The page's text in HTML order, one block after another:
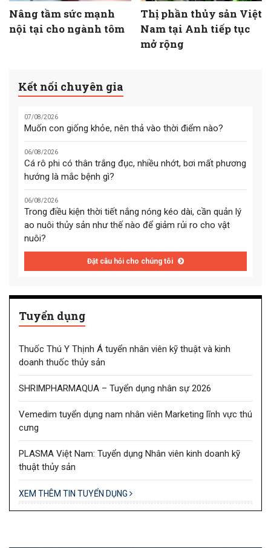
Nâng tầm sức mạnh
nội tại cho ngành tôm
Thị phần thủy sản Việt
Nam tại Anh tiếp tục
mở rộng
Kết nối chuyên gia
07/08/2026
Muốn con giống khỏe, nên thả vào thời điểm nào?
06/08/2026
Cá rô phi có thân trắng đục, nhiều nhớt, bơi mất phương
hướng là mắc bệnh gì?
06/08/2026
Trong điều kiện thời tiết nắng nóng kéo dài, cần quản lý
ao nuôi thủy sản như thế nào để giảm rủi ro cho vật
nuôi?
Đặt câu hỏi cho chúng tôi
Tuyển dụng
Thuốc Thú Y Thịnh Á tuyển nhân viên kỹ thuật và kinh
doanh thuốc thủy sản
SHRIMPHARMAQUA – Tuyển dụng nhân sự 2026
Vemedim tuyển dụng nam nhân viên Marketing lĩnh vực thú
cưng
PLASMA Việt Nam: Tuyển dụng Nhân viên kinh doanh kỹ
thuật thủy sản
XEM THÊM TIN TUYỂN DỤNG